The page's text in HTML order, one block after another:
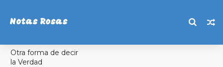
Notas Rosas
Otra forma de decir
la Verdad